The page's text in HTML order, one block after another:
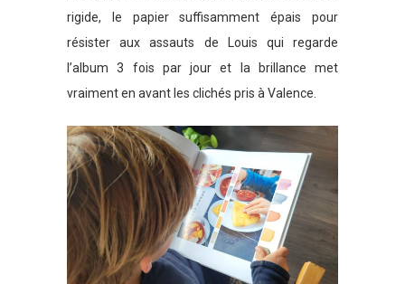
rigide, le papier suffisamment épais pour
résister aux assauts de Louis qui regarde
l’album 3 fois par jour et la brillance met
vraiment en avant les clichés pris à Valence.